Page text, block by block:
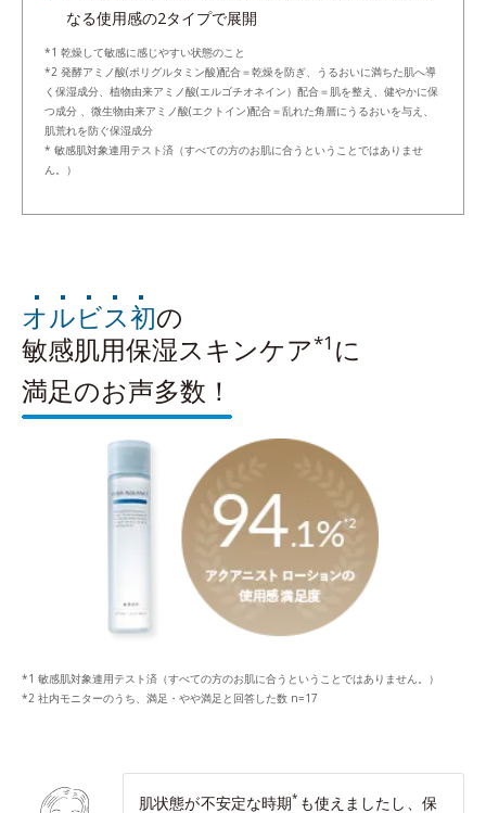
なる使用感の2タイプで展開
*1 乾燥して敏感に感じやすい状態のこと
*2 発酵アミノ酸(ポリグルタミン酸)配合＝乾燥を防ぎ、うるおいに満ちた肌へ導
く保湿成分、植物由来アミノ酸(エルゴチオネイン）配合＝肌を整え、健やかに保
つ成分 、微生物由来アミノ酸(エクトイン)配合＝乱れた角層にうるおいを与え、
肌荒れを防ぐ保湿成分
* 敏感肌対象連用テスト済（すべての方のお肌に合うということではありませ
ん。）
オルビス初の
敏感肌用保湿スキンケア*1 に
満足のお声多数！
*1 敏感肌対象連用テスト済（すべての方のお肌に合うということではありません。）
*2 社内モニターのうち、満足・やや満足と回答した数 n=17
肌状態が不安定な時期* も使えましたし、保